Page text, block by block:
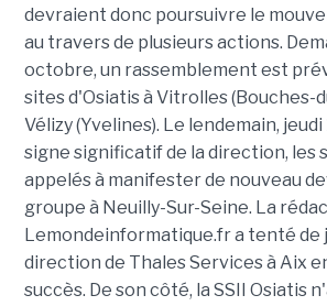
devraient donc poursuivre le
au travers de plusieurs actions.
octobre, un rassemblement est
sites d'Osiatis à Vitrolles (Bouches-
Vélizy (Yvelines). Le lendemain,
signe significatif de la direction, les
appelés à manifester de nouveau
groupe à Neuilly-Sur-Seine. La
Lemondeinformatique.fr a tenté de
direction de Thales Services à Aix
succès. De son côté, la SSII Osiatis